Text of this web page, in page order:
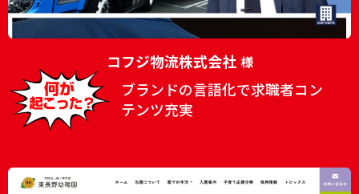
コフジ物流株式会社 様
ブランドの言語化で求職者コン
テンツ充実